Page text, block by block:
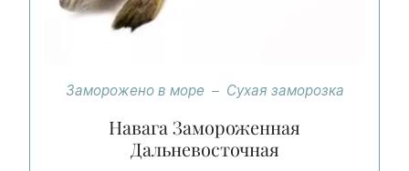
Заморожено в море Сухая заморозка
Навага Замороженная
Дальневосточная